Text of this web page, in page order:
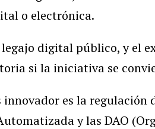
o electrónica.
digital público, y el
si la iniciativa se
es la regulación
y las DAO